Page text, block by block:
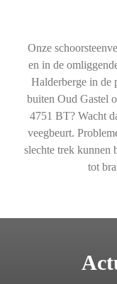
Onze
en in de
Halderberge in de
buiten Oud Gastel
4751 BT? Wacht
veegbeurt.
slechte trek kunnen
tot